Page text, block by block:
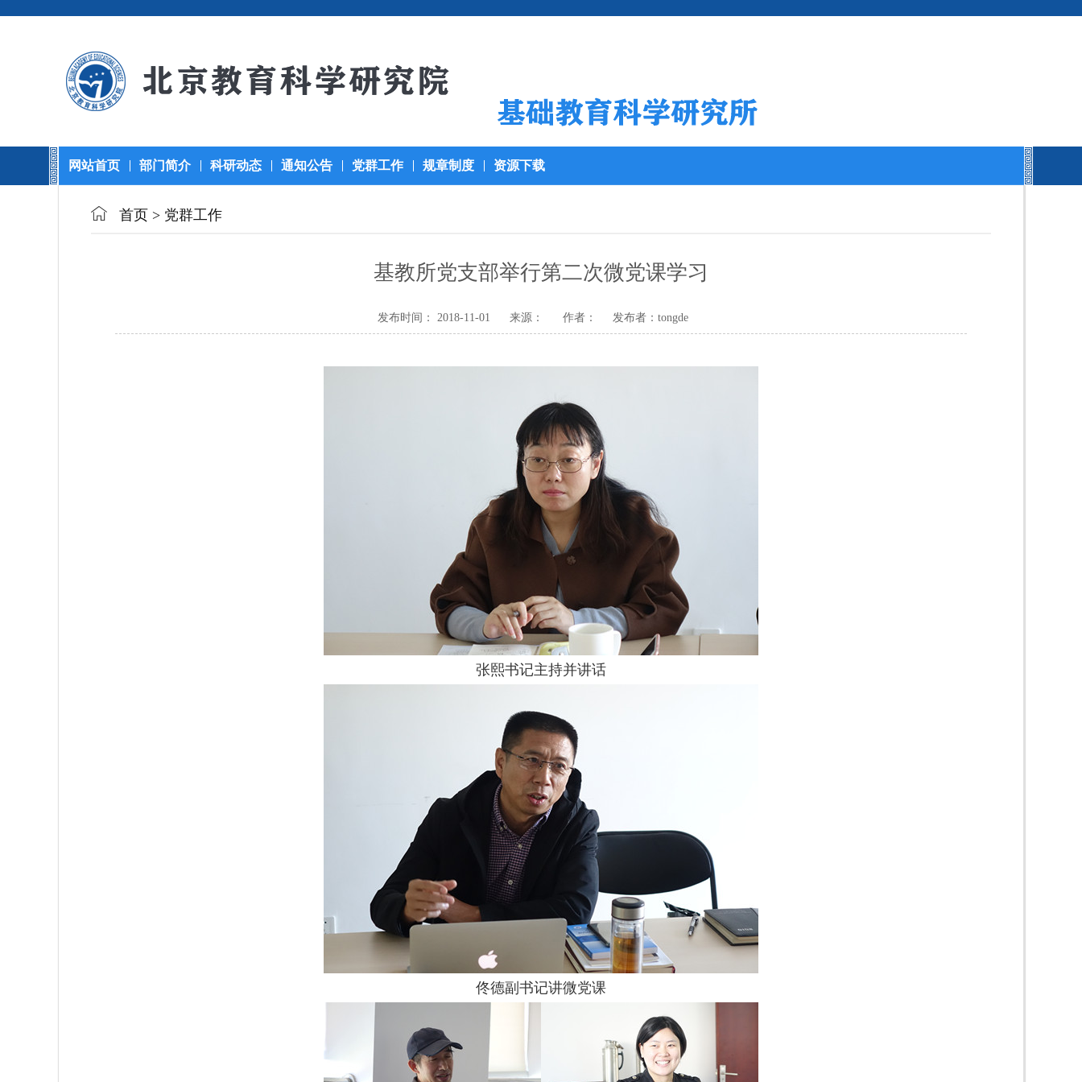
网站首页 部门简介 科研动态 通知公告 党群工作 规章制度 资源下载
首页 > 党群工作
基教所党支部举行第二次微党课学习
发布时间： 2018-11-01 来源： 作者： 发布者：tongde
张熙书记主持并讲话
佟德副书记讲微党课